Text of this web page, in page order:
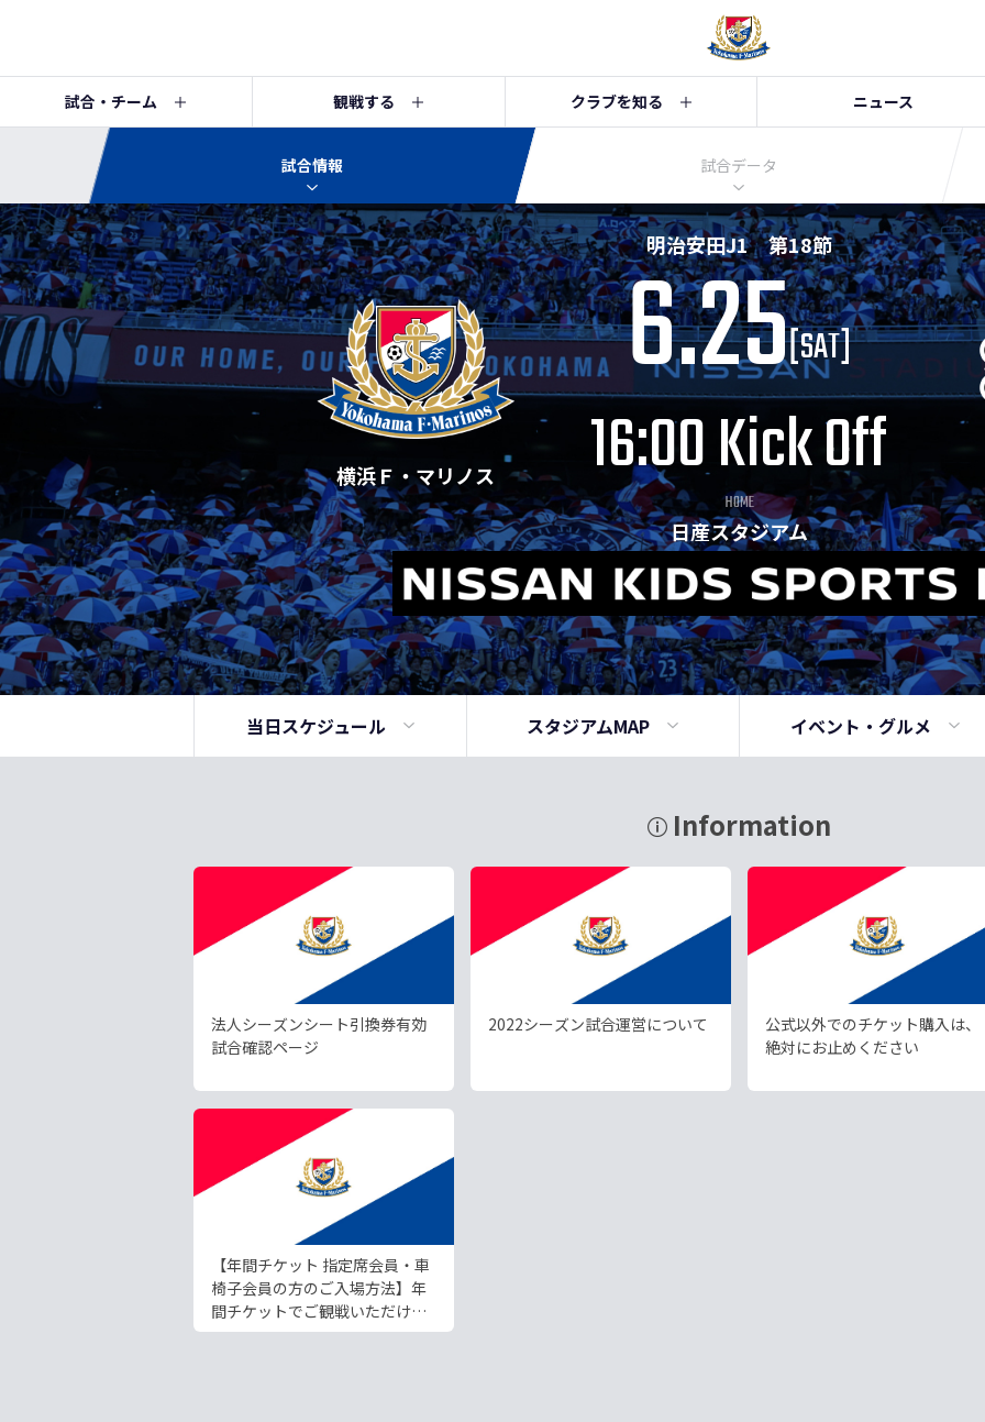
試合・チーム 観戦する クラブを知る ニュース
試合情報 試合データ
明治安田J1 第18節
横浜Ｆ・マリノス
6.25[SAT]
16:00 Kick Off
HOME
日産スタジアム
当日スケジュール スタジアムMAP イベント・ グルメ
Information
法人シーズンシート引換券有効
試合確認ページ
2022シーズン試合運営について
公式以外でのチケット購入は、
絶対にお止めください
【年間チケット 指定席会員・車
椅子会員の方のご入場方法】年
間チケットでご観戦いただける
試合です。